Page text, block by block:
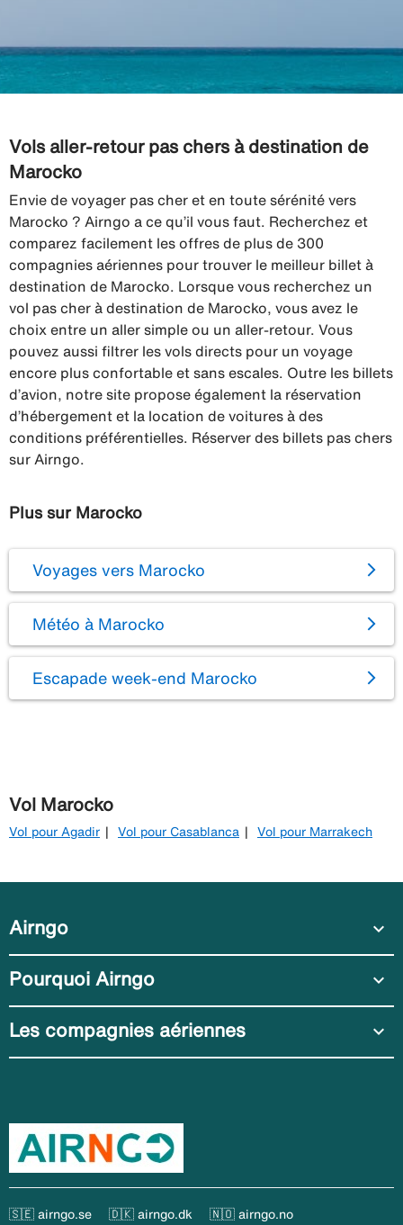
Vols aller-retour pas chers à destination de
Marocko
Envie de voyager pas cher et en toute sérénité vers
Marocko ? Airngo a ce qu’il vous faut. Recherchez et
comparez facilement les offres de plus de 300
compagnies aériennes pour trouver le meilleur billet à
destination de Marocko. Lorsque vous recherchez un
vol pas cher à destination de Marocko, vous avez le
choix entre un aller simple ou un aller-retour. Vous
pouvez aussi filtrer les vols directs pour un voyage
encore plus confortable et sans escales. Outre les billets
d’avion, notre site propose également la réservation
d’hébergement et la location de voitures à des
conditions préférentielles. Réserver des billets pas chers
sur Airngo.
Plus sur Marocko
Voyages vers Marocko
Météo à Marocko
Escapade week-end Marocko
Vol Marocko
Vol pour Agadir Vol pour Casablanca Vol pour Marrakech
Airngo expand_more
Pourquoi Airngo expand_more
Les compagnies aériennes expand_more
🇸🇪 airngo.se 🇩🇰 airngo.dk 🇳🇴 airngo.no